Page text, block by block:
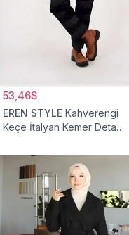
53,46$
EREN STYLE Kahverengi
Keçe İtalyan Kemer Detaylı